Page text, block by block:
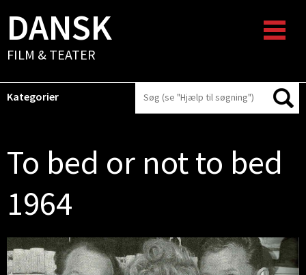
DANSK
FILM & TEATER
Kategorier
To bed or not to bed
1964